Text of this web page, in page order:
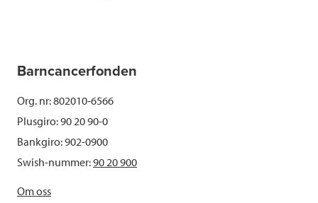
Barncancerfonden
Org. nr: 802010-6566
Plusgiro: 90 20 90-0
Bankgiro: 902-0900
Swish-nummer:90 20 900
Om oss